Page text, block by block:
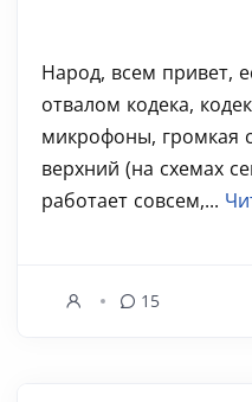
Народ, всем привет,
отвалом кодека,
микрофоны, громкая
верхний (на схемах
работает совсем,...
15